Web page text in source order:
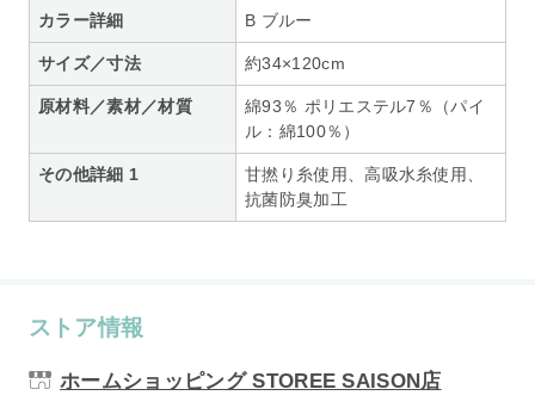
カラー詳細 B ブルー
サイズ／寸法 約34×120cm
原材料／素材／材質
綿93％ ポリエステル7％（パイ
ル：綿100％）
その他詳細 1
甘撚り糸使用、高吸水糸使用、
抗菌防臭加工
ストア情報
ホームショッピング STOREE SAISON店